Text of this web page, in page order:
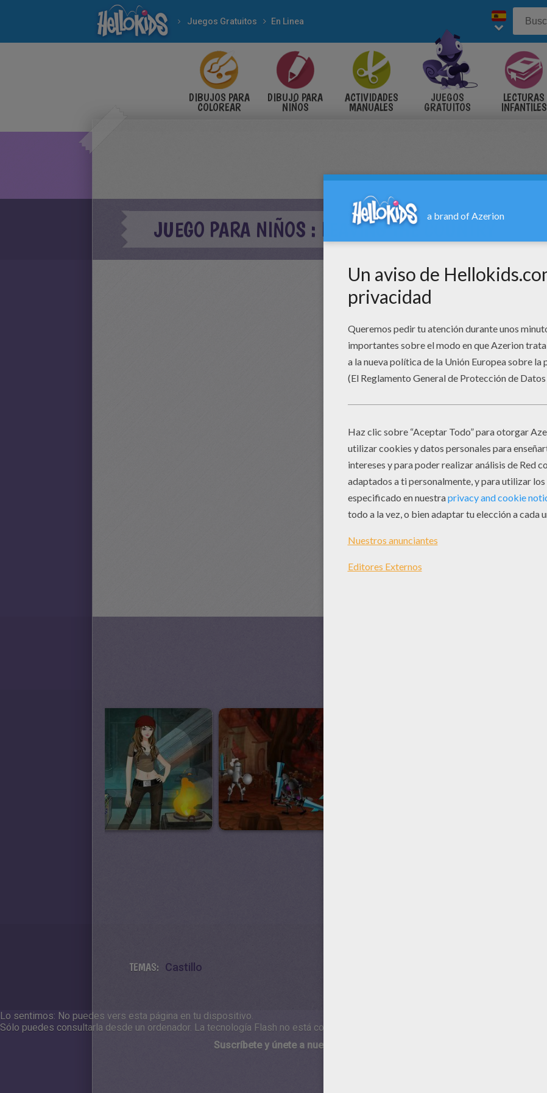
Juegos Gratuitos En Linea
DIBUJOS PARA
COLOREAR
DIBUJO PARA
NIÑOS
ACTIVIDADES
MANUALES
JUEGOS
GRATUITOS
LECTURAS
INFANTILES
JUEGO PARA NIÑOS : LEAVING THE COUNTRY
TEMAS: Castillo
Lo sentimos: No puedes vers esta página en tu dispositivo.
Sólo puedes consultarla desde un ordenador. La tecnología Flash no está compatible con los dispositivos móviles.
Suscríbete y únete a nuestro canal de vídeos para niños en Youtube: